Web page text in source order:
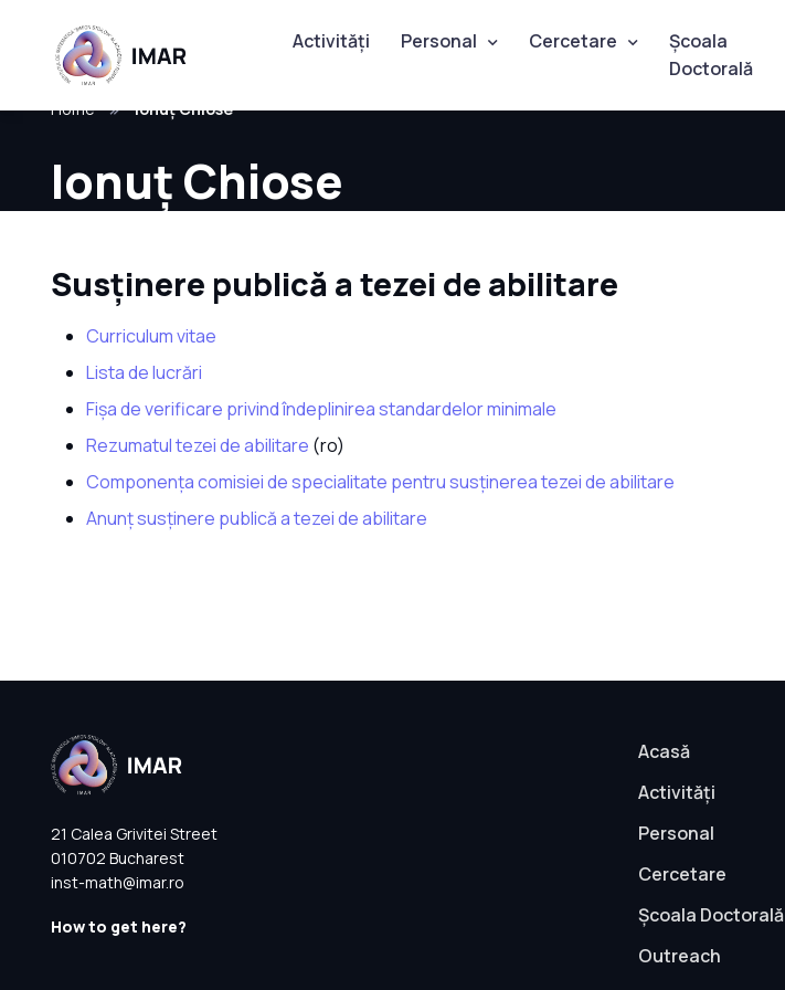
Activități Personal Cercetare
Școala
Doctorală
Home Ionuț Chiose
Ionuț Chiose
Susținere publică a tezei de abilitare
Curriculum vitae
Lista de lucrări
Fişa de verificare privind îndeplinirea standardelor minimale
Rezumatul tezei de abilitare (ro)
Componenţa comisiei de specialitate pentru susţinerea tezei de abilitare
Anunț susținere publică a tezei de abilitare
21 Calea Grivitei Street
010702 Bucharest
inst-math@imar.ro
How to get here?
Acasă
Activități
Personal
Cercetare
Școala Doctorală
Outreach